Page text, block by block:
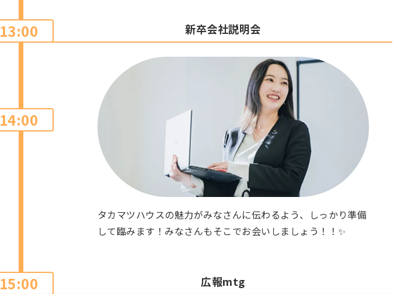
13:00 新卒会社説明会
タカマツハウスの魅力がみなさんに伝わるよう、しっかり準備
して臨みます！みなさんもそこでお会いしましょう！！✨
14:00
15:00 広報mtg